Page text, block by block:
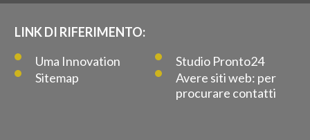
LINK DI RIFERIMENTO:
Uma Innovation
Studio Pronto24
Sitemap
Avere siti web: per
procurare contatti